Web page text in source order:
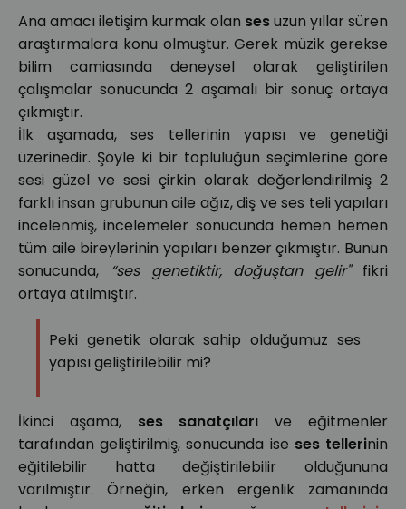
Ana amacı iletişim kurmak olan sesuzun yıllar süren
araştırmalara konu olmuştur. Gerek müzik gerekse
bilim camiasında deneysel olarak geliştirilen
çalışmalar sonucunda 2 aşamalı bir sonuç ortaya
çıkmıştır.
İlk aşamada, ses tellerinin yapısı ve genetiği
üzerinedir. Şöyle ki bir topluluğun seçimlerine göre
sesi güzel ve sesi çirkin olarak değerlendirilmiş 2
farklı insan grubunun aile ağız, diş ve ses teli yapıları
incelenmiş, incelemeler sonucunda hemen hemen
tüm aile bireylerinin yapıları benzer çıkmıştır. Bunun
sonucunda, “ses genetiktir, doğuştan gelir"fikri
ortaya atılmıştır.
Peki genetik olarak sahip olduğumuz ses
yapısı geliştirilebilir mi?
İkinci aşama, ses sanatçıları ve eğitmenler
tarafından geliştirilmiş, sonucunda ise ses tellerinin
eğitilebilir hatta değiştirilebilir olduğununa
varılmıştır. Örneğin, erken ergenlik zamanında